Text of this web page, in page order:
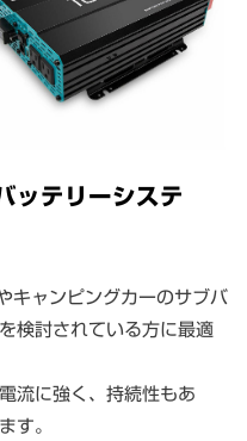
ッテリーシステ
キャンピングカーのサブバ
検討されている方に最適
流に強く、持続性もあ
す。